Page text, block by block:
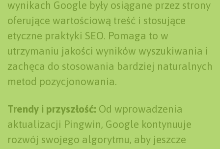
wynikach Google były osiągane przez strony
oferujące wartościową treść i stosujące
etyczne praktyki SEO. Pomaga to w
utrzymaniu jakości wyników wyszukiwania i
zachęca do stosowania bardziej naturalnych
metod pozycjonowania.
Trendy i przyszłość: Od wprowadzenia
aktualizacji Pingwin, Google kontynuuje
rozwój swojego algorytmu, aby jeszcze